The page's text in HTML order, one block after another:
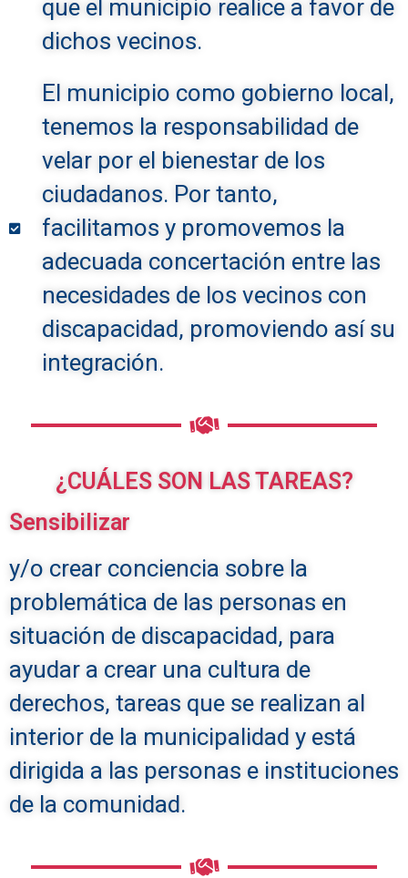
que el municipio realice a favor de
dichos vecinos.
El municipio como gobierno local,
tenemos la responsabilidad de
velar por el bienestar de los
ciudadanos. Por tanto,
facilitamos y promovemos la
adecuada concertación entre las
necesidades de los vecinos con
discapacidad, promoviendo así su
integración.
¿CUÁLES SON LAS TAREAS?
Sensibilizar
y/o crear conciencia sobre la
problemática de las personas en
situación de discapacidad, para
ayudar a crear una cultura de
derechos, tareas que se realizan al
interior de la municipalidad y está
dirigida a las personas e instituciones
de la comunidad.